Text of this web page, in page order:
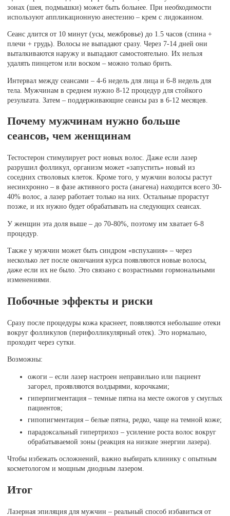
зонах (шея, подмышки) может быть больнее. При необходимости
используют аппликационную анестезию – крем с лидокаином.
Сеанс длится от 10 минут (усы, межбровье) до 1.5 часов (спина +
плечи + грудь). Волосы не выпадают сразу. Через 7-14 дней они
выталкиваются наружу и выпадают самостоятельно. Их нельзя
удалять пинцетом или воском – можно только брить.
Интервал между сеансами – 4-6 недель для лица и 6-8 недель для
тела. Мужчинам в среднем нужно 8-12 процедур для стойкого
результата. Затем – поддерживающие сеансы раз в 6-12 месяцев.
Почему мужчинам нужно больше
сеансов, чем женщинам
Тестостерон стимулирует рост новых волос. Даже если лазер
разрушил фолликул, организм может «запустить» новый из
соседних стволовых клеток. Кроме того, у мужчин волосы растут
несинхронно – в фазе активного роста (анагена) находится всего 30-
40% волос, а лазер работает только на них. Остальные прорастут
позже, и их нужно будет обрабатывать на следующих сеансах.
У женщин эта доля выше – до 70-80%, поэтому им хватает 6-8
процедур.
Также у мужчин может быть синдром «вспухания» – через
несколько лет после окончания курса появляются новые волосы,
даже если их не было. Это связано с возрастными гормональными
изменениями.
Побочные эффекты и риски
Сразу после процедуры кожа краснеет, появляются небольшие отеки
вокруг фолликулов (перифолликулярный отек). Это нормально,
проходит через сутки.
Возможны:
ожоги – если лазер настроен неправильно или пациент
загорел, проявляются волдырями, корочками;
гиперпигментация – темные пятна на месте ожогов у смуглых
пациентов;
гипопигментация – белые пятна, редко, чаще на темной коже;
парадоксальный гипертрихоз – усиление роста волос вокруг
обрабатываемой зоны (реакция на низкие энергии лазера).
Чтобы избежать осложнений, важно выбирать клинику с опытным
косметологом и мощным диодным лазером.
Итог
Лазерная эпиляция для мужчин – реальный способ избавиться от